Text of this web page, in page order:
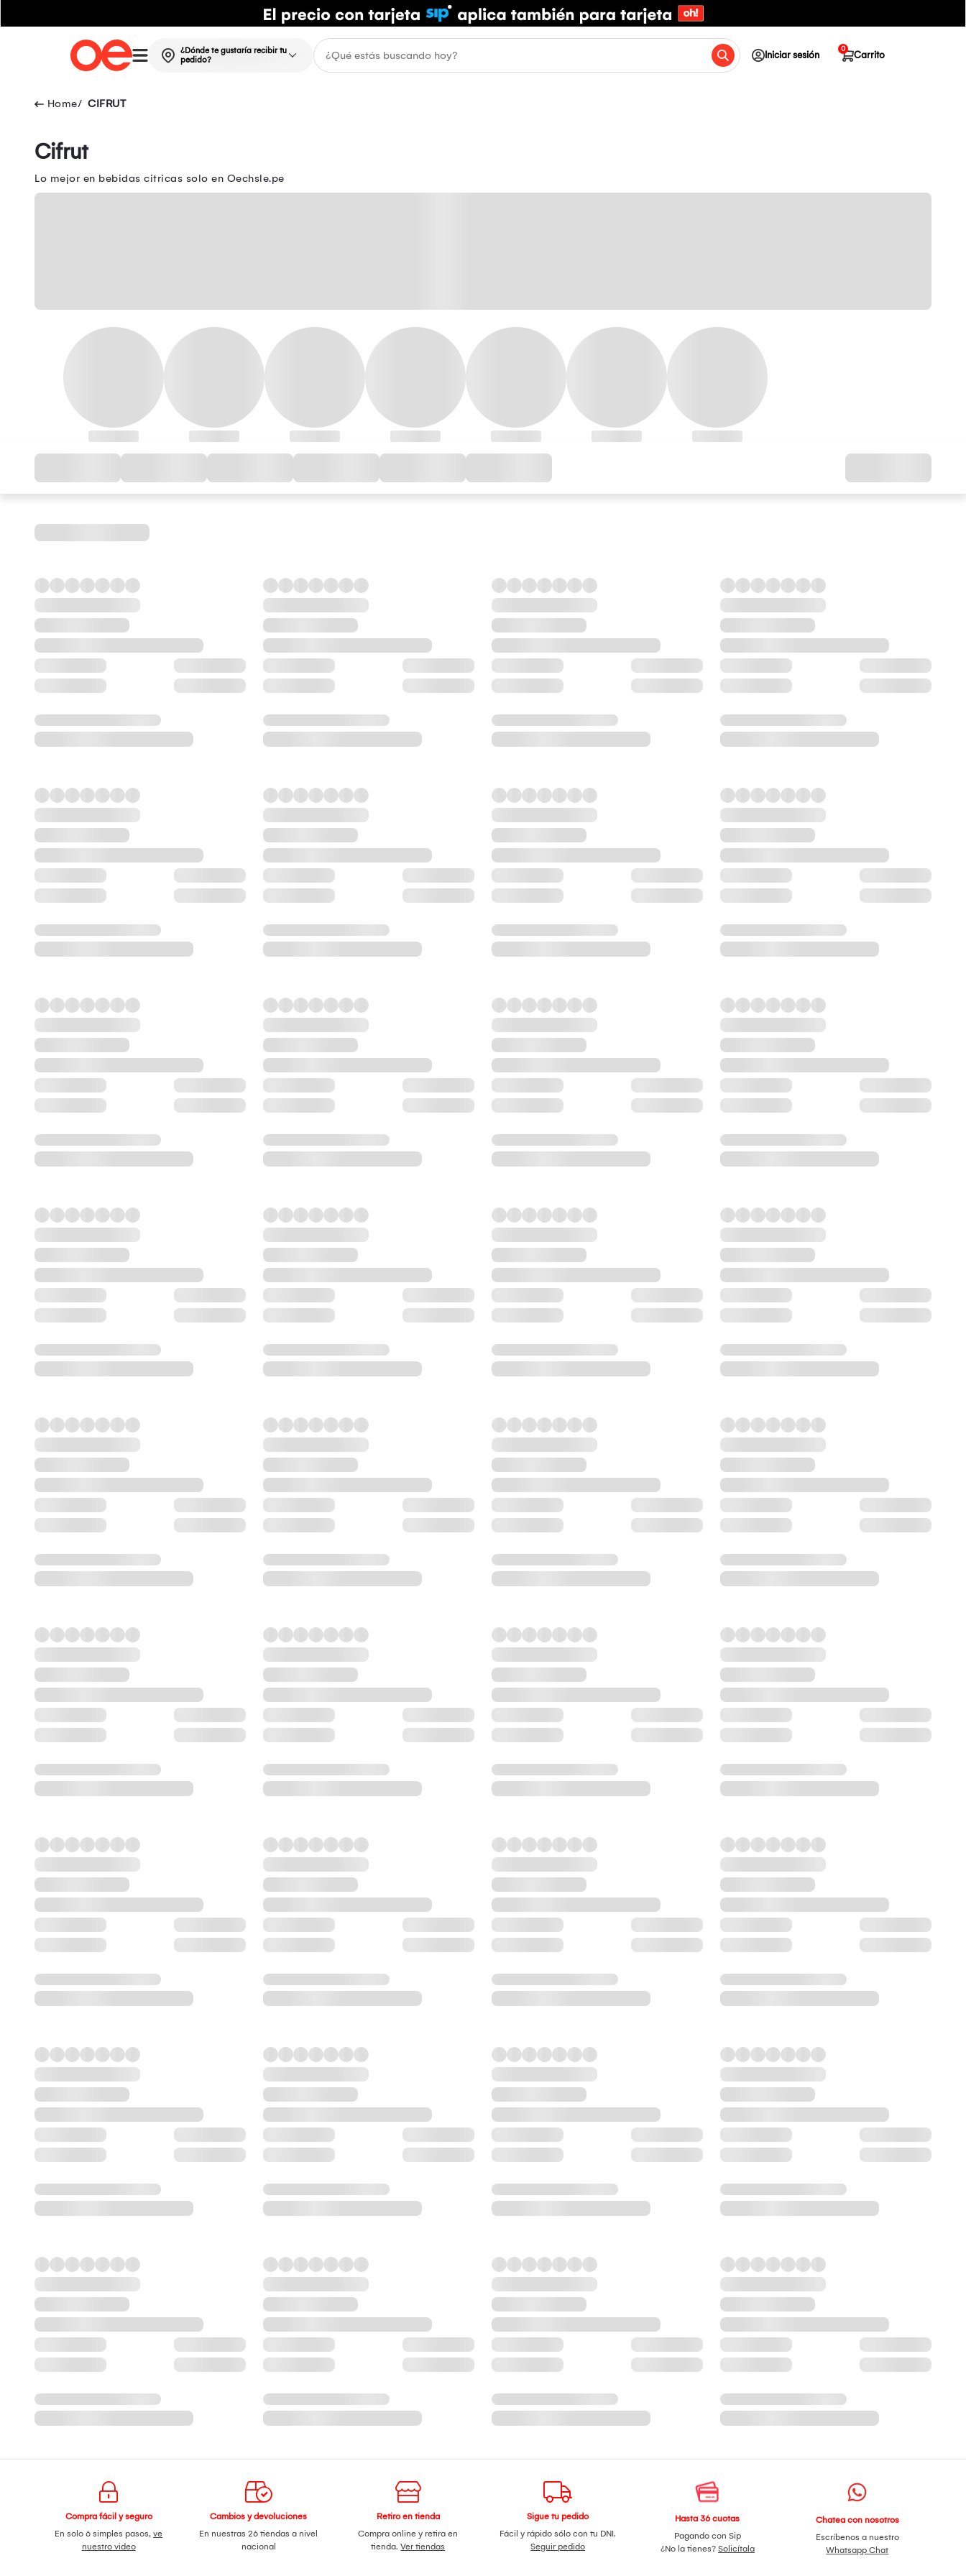
¿Dónde te gustaría recibir tu
pedido?
Iniciar sesión Carrito
0
CIFRUT
Cifrut
Lo mejor en bebidas citricas solo en Oechsle.pe
Compra fácil y seguro
En solo 6 simples pasos,ve
nuestro video
Cambios y devoluciones
En nuestras 26 tiendas a nivel
nacional
Retiro en tienda
Compra online y retira en
tienda.Ver tiendas
Sigue tu pedido
Fácil y rápido sólo con tu DNI.
Seguir pedido
Hasta 36 cuotas
Pagando con Sip
¿No la tienes? Solicítala
Chatea con nosotros
Escríbenos a nuestro
Whatsapp Chat